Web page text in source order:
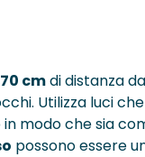
cmdi distanza
Utilizza luci
modo che sia
possono essere